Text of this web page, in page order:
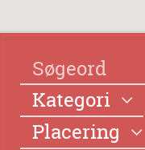
Kategori
Placering